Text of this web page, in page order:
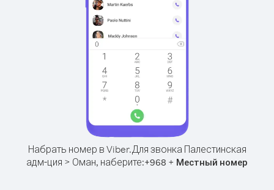
Набрать номер в Viber.Для звонка Палестинская
адм-ция > Оман, наберите:+968 + Местный номер